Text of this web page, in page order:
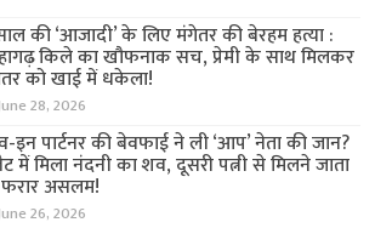
की ‘आजादी’ के लिए मंगेतर की बेरहम हत्या :
किले का खौफनाक सच, प्रेमी के साथ मिलकर
को खाई में धकेला!
28, 2026
इन पार्टनर की बेवफाई ने ली ‘आप’ नेता की जान?
में मिला नंदनी का शव, दूसरी पत्नी से मिलने जाता
असलम!
26, 2026